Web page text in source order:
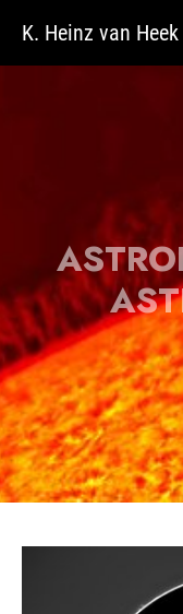
K. Heinz van Heek